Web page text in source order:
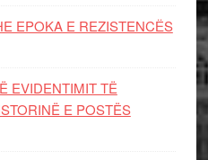
EPOKA E REZISTENCЁS
EVIDENTIMIT TË
E POSTËS